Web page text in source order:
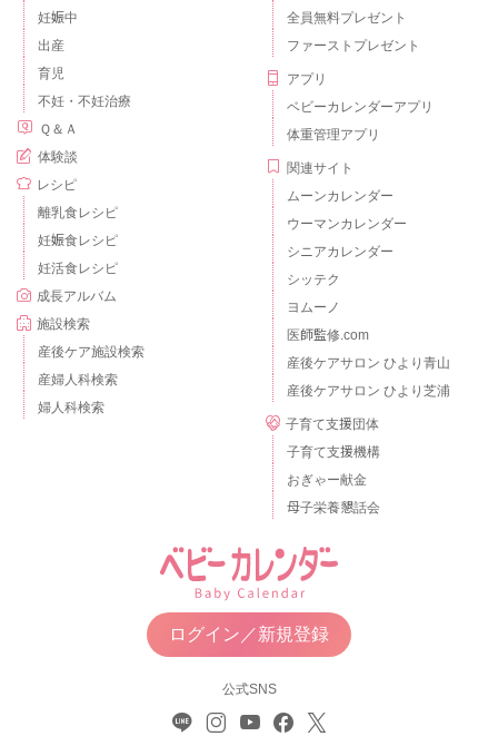
妊娠中
出産
育児
不妊・不妊治療
Ｑ＆Ａ
体験談
レシピ
離乳食レシピ
妊娠食レシピ
妊活食レシピ
成長アルバム
施設検索
産後ケア施設検索
産婦人科検索
婦人科検索
全員無料プレゼント
ファーストプレゼント
アプリ
ベビーカレンダーアプリ
体重管理アプリ
関連サイト
ムーンカレンダー
ウーマンカレンダー
シニアカレンダー
シッテク
ヨムーノ
医師監修.com
産後ケアサロン ひより青山
産後ケアサロン ひより芝浦
子育て支援団体
子育て支援機構
おぎゃー献金
母子栄養懇話会
ログイン／新規登録
公式SNS